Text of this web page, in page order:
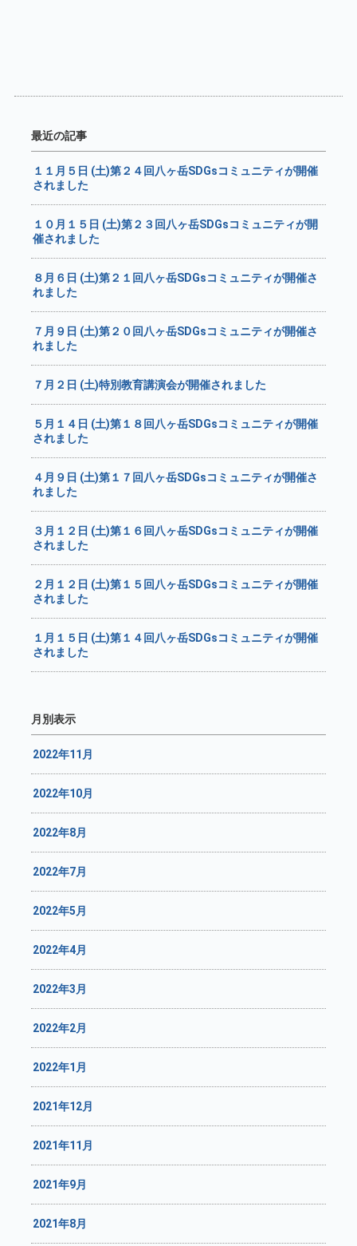
最近の記事
１１月５日 (土)第２４回八ヶ岳SDGsコミュニティが開催
されました
１０月１５日 (土)第２３回八ヶ岳SDGsコミュニティが開
催されました
８月６日 (土)第２１回八ヶ岳SDGsコミュニティが開催さ
れました
７月９日 (土)第２０回八ヶ岳SDGsコミュニティが開催さ
れました
７月２日 (土)特別教育講演会が開催されました
５月１４日 (土)第１８回八ヶ岳SDGsコミュニティが開催
されました
４月９日 (土)第１７回八ヶ岳SDGsコミュニティが開催さ
れました
３月１２日 (土)第１６回八ヶ岳SDGsコミュニティが開催
されました
２月１２日 (土)第１５回八ヶ岳SDGsコミュニティが開催
されました
１月１５日 (土)第１４回八ヶ岳SDGsコミュニティが開催
されました
月別表示
2022年11月
2022年10月
2022年8月
2022年7月
2022年5月
2022年4月
2022年3月
2022年2月
2022年1月
2021年12月
2021年11月
2021年9月
2021年8月